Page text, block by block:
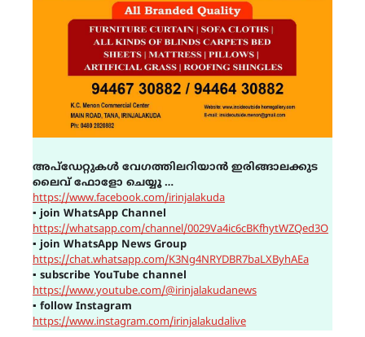
അപ്ഡേറ്റുകൾ വേഗത്തിലറിയാൻ ഇരിങ്ങാലക്കുട
ലൈവ് ഫോളോ ചെയ്യൂ …
https://www.facebook.com/irinjalakuda
▪join WhatsApp Channel
https://whatsapp.com/channel/0029Va4ic6cBKfhytWZQed3O
▪join WhatsApp News Group
https://chat.whatsapp.com/K3Ng4NRYDBR7baLXByhAEa
▪ subscribe YouTube channel
https://www.youtube.com/@irinjalakudanews
▪ follow Instagram
https://www.instagram.com/irinjalakudalive